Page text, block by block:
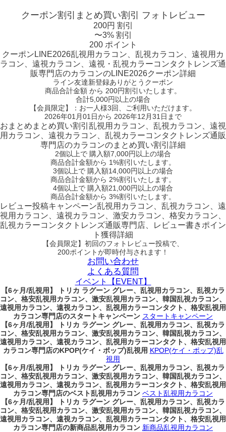
クーポン割引 まとめ買い割引 フォトレビュー
200円 割引
〜3% 割引
200 ポイント
クーポン LINE2026乱視用カラコン、乱視カラコン、遠視用カ
ラコン、遠視カラコン、遠視・乱視カラーコンタクトレンズ通
販専門店のカラコンのLINE2026クーポン詳細
ライン友達新登録ありがとうクーポン
商品合計金額 から 200円割引 いたします。
合計5,000円以上の場合
【会員限定】：お一人様3回
、ご利用いただけます。
2026年01月01日から 2026年12月31日まで
おまとめ まとめ買い割引 乱視用カラコン、乱視カラコン、遠視
用カラコン、遠視カラコン、乱視カラーコンタクトレンズ通販
専門店のカラコンのまとめ買い割引詳細
2個以上で 購入額7,000円以上の場合
商品合計金額から 1%割引いたします。
3個以上で 購入額14,000円以上の場合
商品合計金額から 2%割引いたします。
4個以上で 購入額21,000円以上の場合
商品合計金額から 3%割引いたします。
レビュー投稿キャンペーン乱視用カラコン、乱視カラコン、遠
視用カラコン、遠視カラコン、激安カラコン、格安カラコン、
乱視カラーコンタクトレンズ通販専門店、レビュー書きポイン
ト獲得詳細
【会員限定】初回のフォトレビュー投稿で、
200ポイントが即時付与されます！
お問い合わせ
よくある質問
イベント【EVENT】
【6ヶ月/乱視用】 トリカ ラグーン グレー、乱視用カラコン、乱視カラ
コン、格安乱視用カラコン、激安乱視用カラコン、韓国乱視カラコン、
遠視用カラコン、遠視カラコン、乱視用カラーコンタクト、格安乱視用
カラコン専門店のスタートキャンペーン スタートキャンペーン
【6ヶ月/乱視用】 トリカ ラグーン グレー、乱視用カラコン、乱視カラ
コン、格安乱視用カラコン、激安乱視用カラコン、韓国乱視カラコン、
遠視用カラコン、遠視カラコン、乱視用カラーコンタクト、格安乱視用
カラコン専門店のKPOP(ケイ・ポップ)乱視用 KPOP(ケイ・ポップ)乱
視用
【6ヶ月/乱視用】 トリカ ラグーン グレー、乱視用カラコン、乱視カラ
コン、格安乱視用カラコン、激安乱視用カラコン、韓国乱視カラコン、
遠視用カラコン、遠視カラコン、乱視用カラーコンタクト、格安乱視用
カラコン専門店のベスト乱視用カラコン ベスト乱視用カラコン
【6ヶ月/乱視用】 トリカ ラグーン グレー、乱視用カラコン、乱視カラ
コン、格安乱視用カラコン、激安乱視用カラコン、韓国乱視カラコン、
遠視用カラコン、遠視カラコン、乱視用カラーコンタクト、格安乱視用
カラコン専門店の新商品乱視用カラコン 新商品乱視用カラコン